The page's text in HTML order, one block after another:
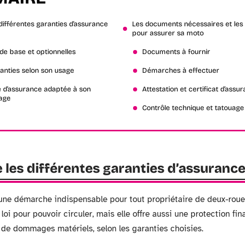
garanties d’assurance
base et optionnelles
selon son usage
adaptée à son
Les documents nécessaires et
pour assurer sa moto
Documents à fournir
Démarches à effectuer
Attestation et certificat
Contrôle technique et
les différentes garanties
démarche indispensable pour tout propriétaire de deux-
pour pouvoir circuler, mais elle offre aussi une protection
dommages matériels, selon les garanties choisies.